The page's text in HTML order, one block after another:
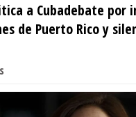
a Cubadebate por
de Puerto Rico y